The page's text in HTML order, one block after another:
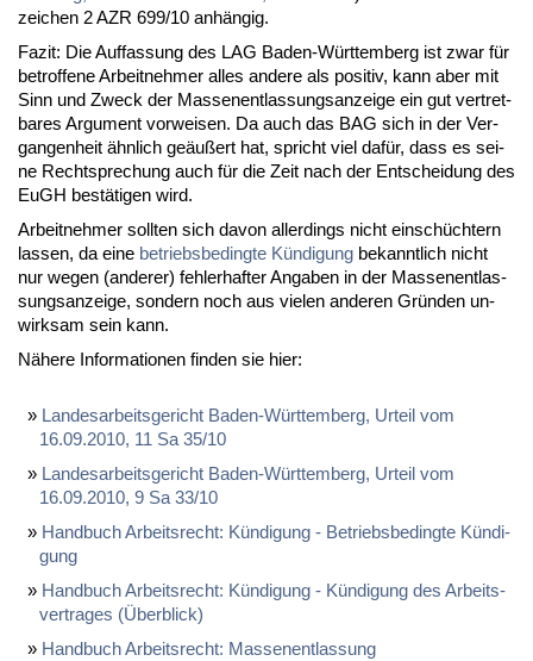
zei­chen 2 AZR 699/10 an­hän­gig.
Fa­zit: Die Auf­fas­sung des LAG Ba­den-Würt­tem­berg ist zwar für
be­trof­fe­ne Ar­beit­neh­mer al­les an­de­re als po­si­tiv, kann aber mit
Sinn und Zweck der Mas­sen­ent­las­sungs­an­zei­ge ein gut ver­tret­
ba­res Ar­gu­ment vor­wei­sen. Da auch das BAG sich in der Ver­
gan­gen­heit ähn­lich ge­äu­ßert hat, spricht viel da­für, dass es sei­
ne Recht­spre­chung auch für die Zeit nach der Ent­schei­dung des
EuGH be­stä­ti­gen wird.
Ar­beit­neh­mer soll­ten sich da­von al­ler­dings nicht ein­schüch­tern
las­sen, da ei­ne be­triebs­be­ding­te Kün­di­gung be­kannt­lich nicht
nur we­gen (an­de­rer) feh­ler­haf­ter An­ga­ben in der Mas­sen­ent­las­
sungs­an­zei­ge, son­dern noch aus vie­len an­de­ren Grün­den un­
wirk­sam sein kann.
Nä­he­re In­for­ma­tio­nen fin­den sie hier:
Lan­des­ar­beits­ge­richt Ba­den-Würt­tem­berg, Ur­teil vom
16.09.2010, 11 Sa 35/10
Lan­des­ar­beits­ge­richt Ba­den-Würt­tem­berg, Ur­teil vom
16.09.2010, 9 Sa 33/10
Hand­buch Ar­beits­recht: Kün­di­gung - Be­triebs­be­ding­te Kün­di­
gung
Hand­buch Ar­beits­recht: Kün­di­gung - Kün­di­gung des Ar­beits­
ver­tra­ges (Über­blick)
Hand­buch Ar­beits­recht: Mas­sen­ent­las­sung